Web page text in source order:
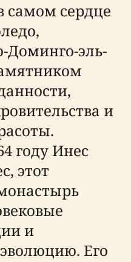
самом сердце
Доминго-эль-
и
году Инес
этот
и
Его